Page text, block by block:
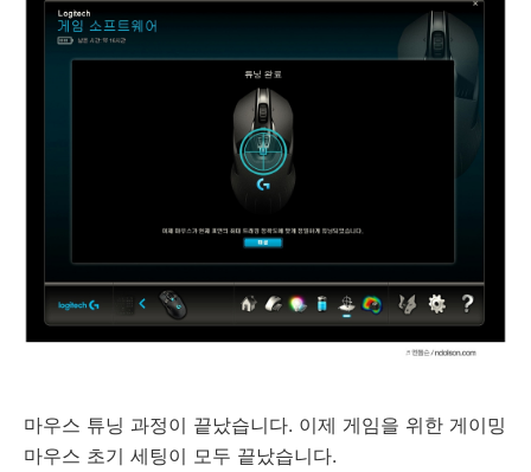
마우스 튜닝 과정이 끝났습니다. 이제 게임을 위한 게이밍
마우스 초기 세팅이 모두 끝났습니다.